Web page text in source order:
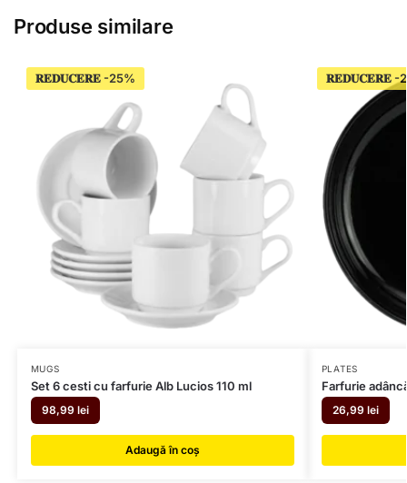
Produse similare
𝐑𝐄𝐃𝐔𝐂𝐄𝐑𝐄
MUGS
Set 6 cesti cu farfurie Alb Lucios 110 ml
98,99 lei
Adaugă în coș
𝐑𝐄𝐃𝐔𝐂𝐄𝐑𝐄
PLATES
Farfurie
26,99 lei